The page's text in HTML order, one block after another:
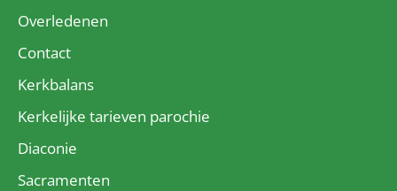
Overledenen
Contact
Kerkbalans
Kerkelijke tarieven parochie
Diaconie
Sacramenten